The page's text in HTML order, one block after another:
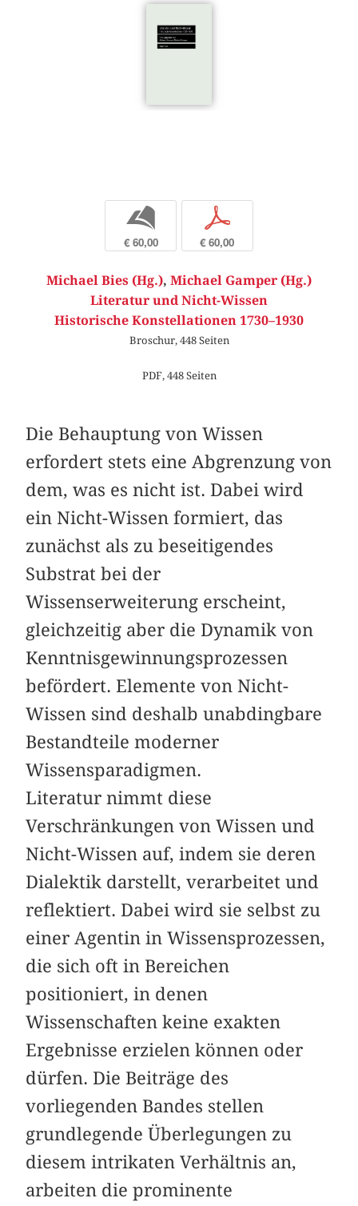
b
€ 60,00
p
€ 60,00
Michael Bies (Hg.), Michael Gamper (Hg.)
Literatur und Nicht-Wissen
Historische Konstellationen 1730–1930
Broschur, 448 Seiten
PDF, 448 Seiten
Die Behauptung von Wissen
erfordert stets eine Abgrenzung von
dem, was es nicht ist. Dabei wird
ein Nicht-Wissen formiert, das
zunächst als zu beseitigendes
Substrat bei der
Wissenserweiterung erscheint,
gleichzeitig aber die Dynamik von
Kenntnisgewinnungsprozessen
befördert. Elemente von Nicht-
Wissen sind deshalb unabdingbare
Bestandteile moderner
Wissensparadigmen.
Literatur nimmt diese
Verschränkungen von Wissen und
Nicht-Wissen auf, indem sie deren
Dialektik darstellt, verarbeitet und
reflektiert. Dabei wird sie selbst zu
einer Agentin in Wissensprozessen,
die sich oft in Bereichen
positioniert, in denen
Wissenschaften keine exakten
Ergebnisse erzielen können oder
dürfen. Die Beiträge des
vorliegenden Bandes stellen
grundlegende Überlegungen zu
diesem intrikaten Verhältnis an,
arbeiten die prominente